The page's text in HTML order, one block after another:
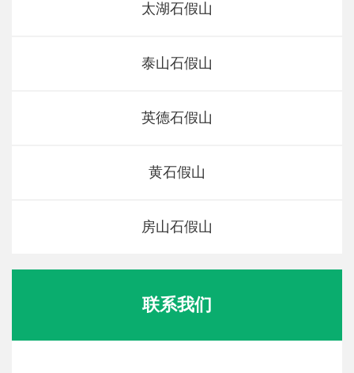
太湖石假山
泰山石假山
英德石假山
黄石假山
房山石假山
联系我们